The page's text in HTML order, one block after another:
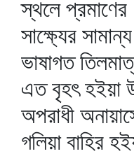
স্থলে
সাক্ষ্যের
ভাষাগত
এত বৃহৎ হইয়া
অপরাধী
গলিয়া বাহির